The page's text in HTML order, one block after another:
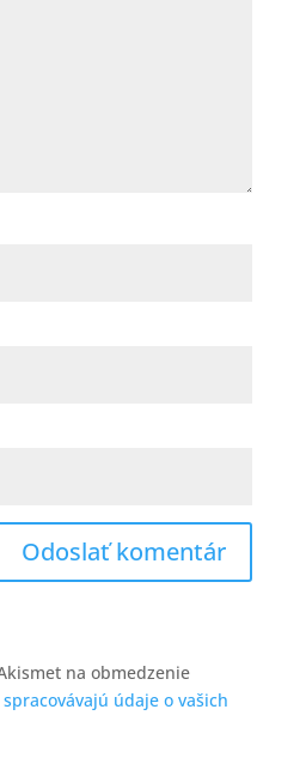
na obmedzenie
údaje o vašich